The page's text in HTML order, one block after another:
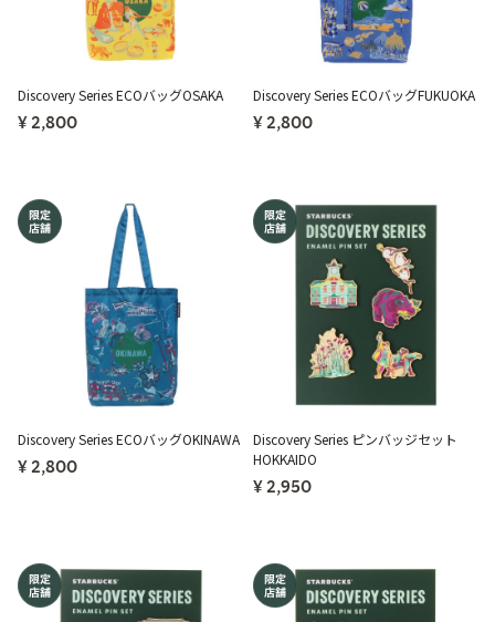
Discovery Series ECOバッグOSAKA
¥ 2,800
Discovery Series ECOバッグFUKUOKA
¥ 2,800
Discovery Series ECOバッグOKINAWA
¥ 2,800
Discovery Series ピンバッジセット
HOKKAIDO
¥ 2,950